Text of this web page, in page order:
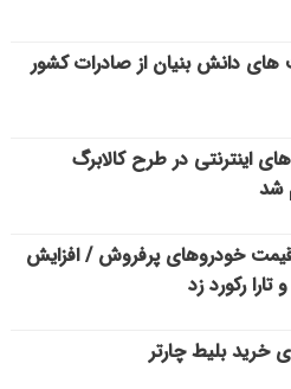
دانش بنیان از صادرات کشور
اینترنتی در طرح کالابرگ
شد
قیمت خودروهای پرفروش / افزایش
رکورد زد
خرید بلیط چارتر